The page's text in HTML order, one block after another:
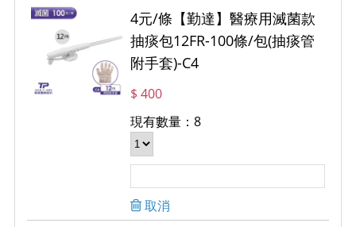
4元/條【勤達】醫療用滅菌款
抽痰包12FR-100條/包(抽痰管
附手套)-C4
$ 400
現有數量：8
取消